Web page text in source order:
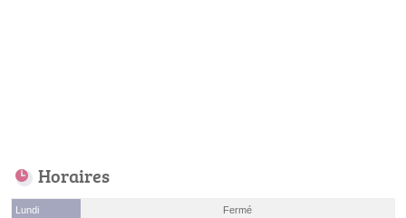
Horaires
Lundi
Fermé